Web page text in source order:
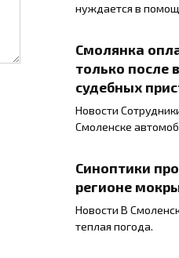
нуждается в
Смолянка
только после
судебных
Новости
Смоленске
Синоптики
регионе
Новости В
теплая погода.